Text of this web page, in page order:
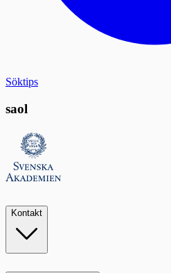
Söktips
saol
Kontakt